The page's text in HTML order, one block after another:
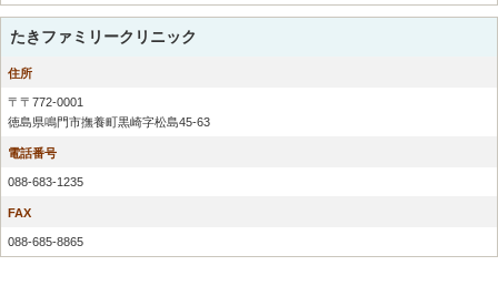
たきファミリークリニック
住所
〒〒772-0001
徳島県鳴門市撫養町黒崎字松島45-63
電話番号
088-683-1235
FAX
088-685-8865